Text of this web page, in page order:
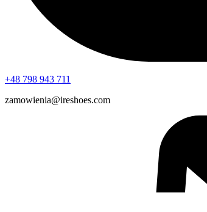
+48 798 943 711
zamowienia@ireshoes.com